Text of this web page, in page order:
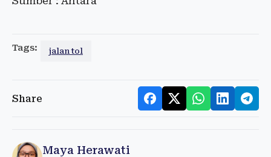
Tags: jalan tol
Share
Maya Herawati